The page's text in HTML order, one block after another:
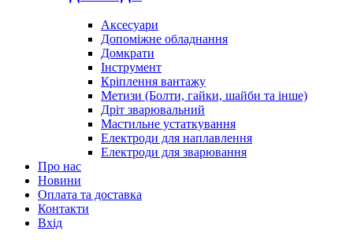
Аксесуари
Допоміжне обладнання
Домкрати
Інструмент
Кріплення вантажу
Метизи (Болти, гайки, шайби та інше)
Дріт зварювальний
Мастильне устаткування
Електроди для наплавлення
Електроди для зварювання
Про нас
Новини
Оплата та доставка
Контакти
Вхiд